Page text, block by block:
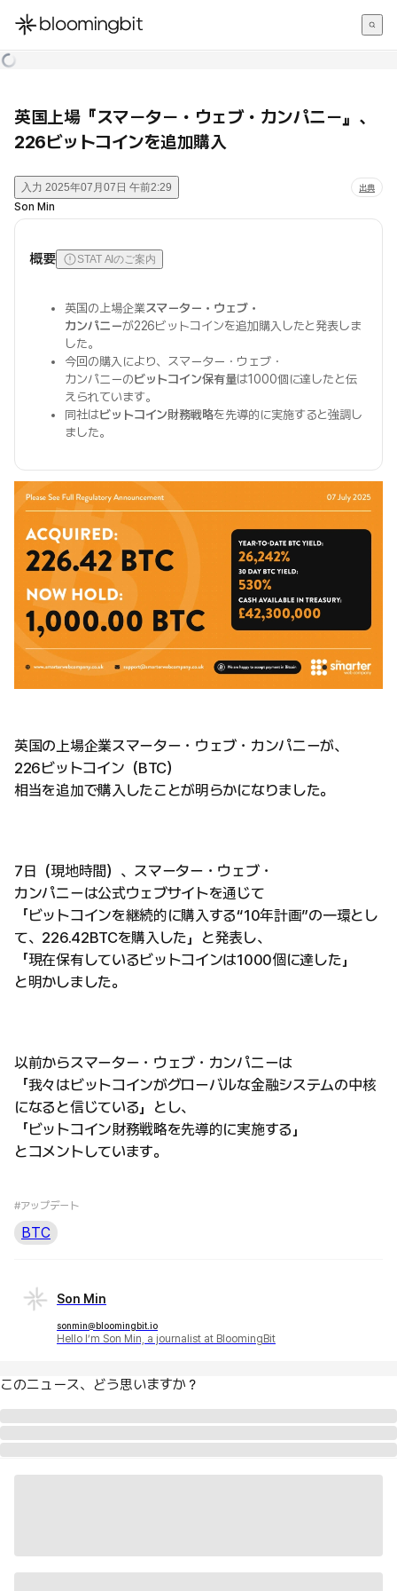
한국어
英国上場『スマーター・ウェブ・カンパニー』、
226ビットコインを追加購入
入力 2025年07月07日 午前2:29 出典
Son Min
概要 STAT AIのご案内
英国の上場企業スマーター・ウェブ・
カンパニーが226ビットコインを追加購入したと発表しま
した。
今回の購入により、スマーター・ウェブ・
カンパニーのビットコイン保有量は1000個に達したと伝
えられています。
同社はビットコイン財務戦略を先導的に実施すると強調し
ました。
英国の上場企業スマーター・ウェブ・カンパニーが、
226ビットコイン（BTC）
相当を追加で購入したことが明らかになりました。
7日（現地時間）、スマーター・ウェブ・
カンパニーは公式ウェブサイトを通じて
「ビットコインを継続的に購入する“10年計画”の一環とし
て、226.42BTCを購入した」と発表し、
「現在保有しているビットコインは1000個に達した」
と明かしました。
以前からスマーター・ウェブ・カンパニーは
「我々はビットコインがグローバルな金融システムの中核
になると信じている」とし、
「ビットコイン財務戦略を先導的に実施する」
とコメントしています。
#アップデート
BTC
Son Min
sonmin@bloomingbit.io
Hello I’m Son Min, a journalist at BloomingBit
このニュース、どう思いますか？